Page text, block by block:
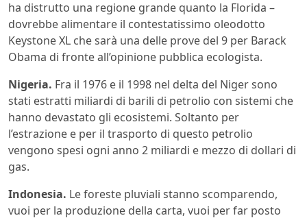
ha distrutto una regione grande quanto la Florida –
dovrebbe alimentare il contestatissimo oleodotto
Keystone XL che sarà una delle prove del 9 per Barack
Obama di fronte all’opinione pubblica ecologista.
Nigeria. Fra il 1976 e il 1998 nel delta del Niger sono
stati estratti miliardi di barili di petrolio con sistemi che
hanno devastato gli ecosistemi. Soltanto per
l’estrazione e per il trasporto di questo petrolio
vengono spesi ogni anno 2 miliardi e mezzo di dollari di
gas.
Indonesia. Le foreste pluviali stanno scomparendo,
vuoi per la produzione della carta, vuoi per far posto